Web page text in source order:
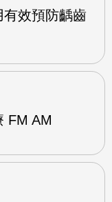
效預防齲齒
FM AM